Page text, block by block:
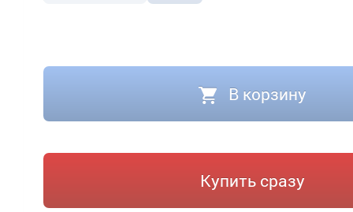
В корзину
Купить сразу